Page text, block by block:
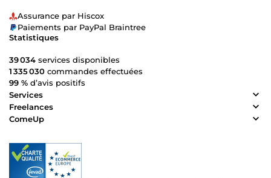
Assurance par Hiscox
Paiements par PayPal Braintree
Statistiques
39 034 services disponibles
1 335 030 commandes effectuées
99 % d’avis positifs
Services
Freelances
ComeUp